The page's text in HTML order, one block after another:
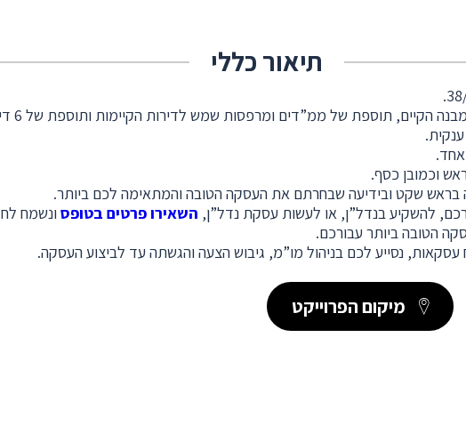
תיאור כללי
אחד.
וכמובן כסף.
בראש שקט ובידיעה שבחרתם את העסקה הטובה והמתאימה לכם ביותר.
להשקיע בנדל”ן, או לעשות עסקת נדל”ן, השאירו פרטים בטופסונשמח
הטובה ביותר עבורכם.
עסקאות, נסייע לכם בניהול מו”מ, גיבוש הצעה והגשתה עד לביצוע העסקה.
מיקום הפרוייקט